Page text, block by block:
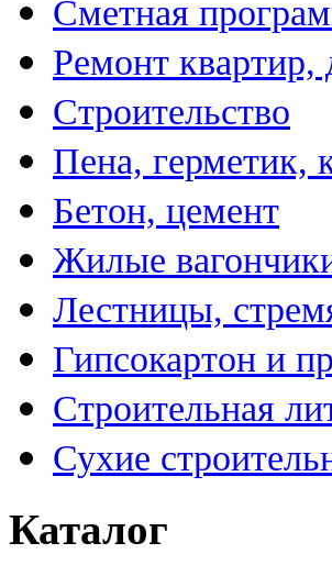
Сметная
Ремонт квартир,
Строительство
Пена, герметик,
Бетон, цемент
Жилые
Лестницы,
Гипсокартон и
Строительная
Сухие
Каталог